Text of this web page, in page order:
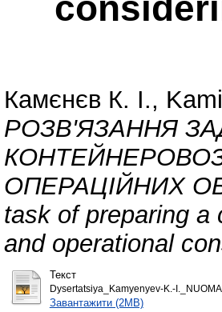
Камєнєв К. І.,
РОЗВ'ЯЗАННЯ
ОПЕРАЦІЙНИХ
task of preparing a
and operational
Текст
Dysertatsiya_Kamyenyev-K.-
Завантажити (2MB)